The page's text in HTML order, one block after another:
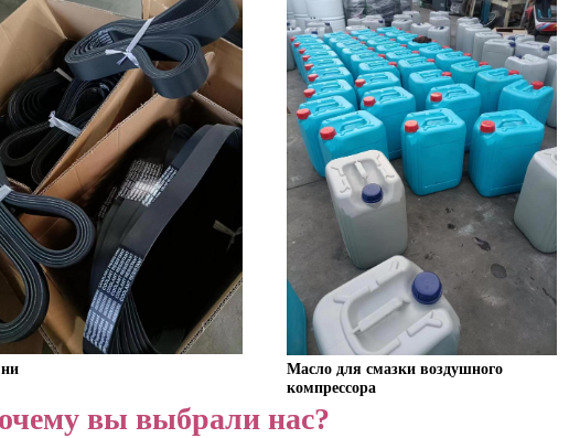
Масло для смазки воздушного
компрессора
вы выбрали нас?